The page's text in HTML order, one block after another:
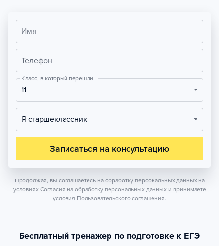
Имя
Телефон
Класс, в который перешли
11
Я старшеклассник
Записаться на консультацию
Продолжая, вы соглашаетесь на обработку персональных данных на
условиях Согласия на обработку персональных данных и принимаете
условия Пользовательского соглашения.
Бесплатный тренажер по подготовке к ЕГЭ